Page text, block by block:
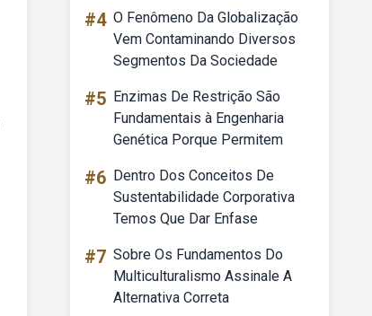
#4 O Fenômeno Da Globalização
Vem Contaminando Diversos
Segmentos Da Sociedade
#5 Enzimas De Restrição São
Fundamentais à Engenharia
Genética Porque Permitem
#6 Dentro Dos Conceitos De
Sustentabilidade Corporativa
Temos Que Dar Enfase
#7 Sobre Os Fundamentos Do
Multiculturalismo Assinale A
Alternativa Correta